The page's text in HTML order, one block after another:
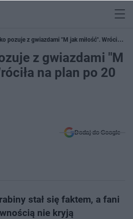
pozuje z gwiazdami "M jak miłość". Wróciła na
z gwiazdami "M
na plan po 20
Dodaj do Google
stał się faktem, a fani
nie kryją